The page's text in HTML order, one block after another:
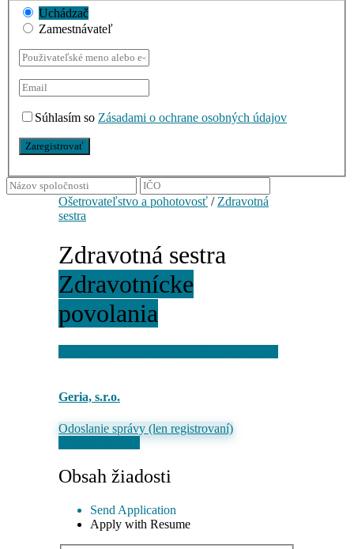
Uchádzač
Zamestnávateľ
Súhlasím so Zásadami o ochrane osobných údajov
Ošetrovateľstvo a pohotovosť / Zdravotná
sestra
Zdravotná sestra
Zdravotnícke
povolania
Geria, s.r.o.
Odoslanie správy (len registrovaní)
Obsah žiadosti
Send Application
Apply with Resume